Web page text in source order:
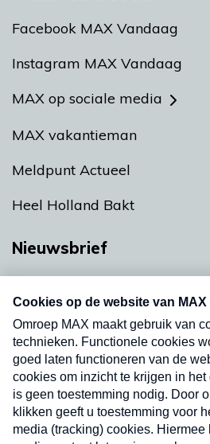
Facebook MAX Vandaag
Instagram MAX Vandaag
MAX op sociale media
MAX vakantieman
Meldpunt Actueel
Heel Holland Bakt
Nieuwsbrief
nieuwsbrief. Elke vrijdag- en
uw mailbox.